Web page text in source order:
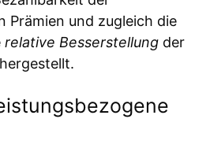
Prämien und zugleich die
relative Besserstellung der